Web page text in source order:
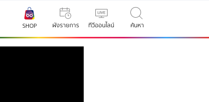
SHOP ผังรายการ ทีวีออนไลน์ ค้นหา